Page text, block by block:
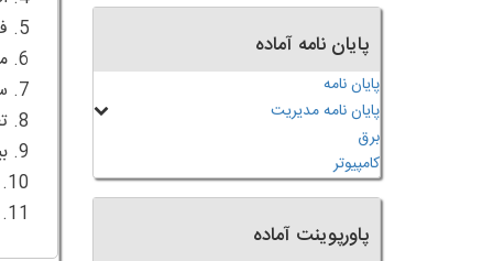
11. منابع فارسی و انگلیسی
پایان نامه آماده
پایان نامه
پایان نامه مدیریت
برق
کامپیوتر
پاورپوینت آماده